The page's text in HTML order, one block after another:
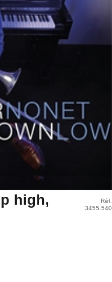
high,
Réf.
3455.540